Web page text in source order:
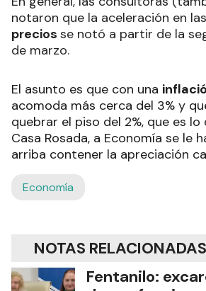
notaron que la aceleración en las
precios se notó a partir de la
de marzo.
El asunto es que con una
acomoda más cerca del 3% y
quebrar el piso del 2%, que es
Casa Rosada, a Economía se le
arriba contener la apreciación
Economía
NOTAS RELACIONADAS
Fentanilo: